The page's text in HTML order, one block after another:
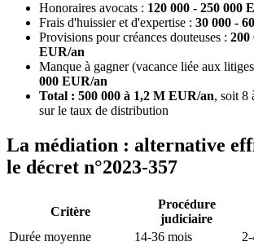
Honoraires avocats : 120 000 - 250 000
Frais d'huissier et d'expertise : 30 000 -
Provisions pour créances douteuses : 200
EUR/an
Manque à gagner (vacance liée aux
000 EUR/an
Total : 500 000 à 1,2 M EUR/an, soit 8
sur le taux de distribution
La médiation : alternative
le décret n°2023-357
Critère
Procédure
judiciaire
Durée moyenne
14-36 mois